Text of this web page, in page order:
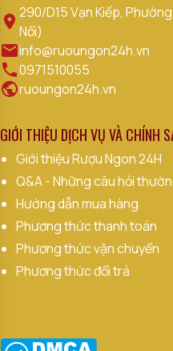
290/D15 Vạn Kiếp,
Nổi)
info@ruoungon24h.vn
0971510055
ruoungon24h.vn
GIỚI THIỆU DỊCH VỤ VÀ CHÍNH
Giới thiệu Rượu Ngon 24H
Q&A - Những câu hỏi
Hướng dẫn mua hàng
Phương thức thanh toán
Phương thức vận chuyển
Phương thức đổi trả